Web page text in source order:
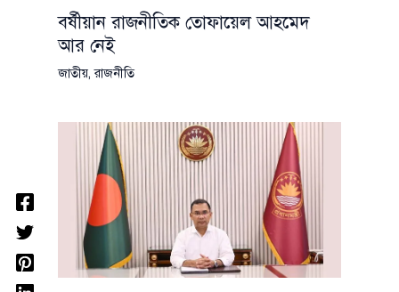
বর্ষীয়ান রাজনীতিক তোফায়েল আহমেদ
আর নেই
জাতীয়,রাজনীতি